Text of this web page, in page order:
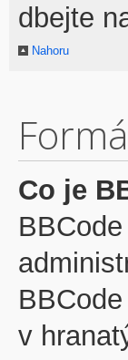
dbejte
Nahoru
Co je
v